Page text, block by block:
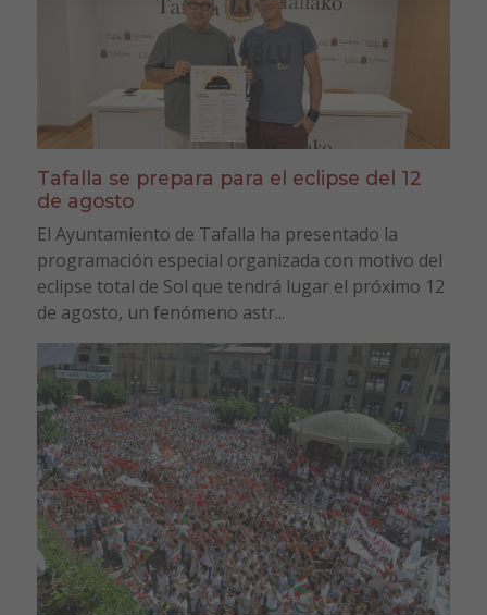
Tafalla se prepara para el eclipse del 12
de agosto
El Ayuntamiento de Tafalla ha presentado la
programación especial organizada con motivo del
eclipse total de Sol que tendrá lugar el próximo 12
de agosto, un fenómeno astr...